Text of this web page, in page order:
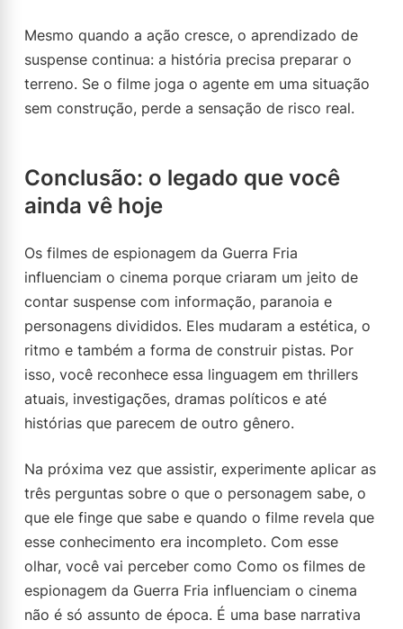
Mesmo quando a ação cresce, o aprendizado de
suspense continua: a história precisa preparar o
terreno. Se o filme joga o agente em uma situação
sem construção, perde a sensação de risco real.
Conclusão: o legado que você
ainda vê hoje
Os filmes de espionagem da Guerra Fria
influenciam o cinema porque criaram um jeito de
contar suspense com informação, paranoia e
personagens divididos. Eles mudaram a estética, o
ritmo e também a forma de construir pistas. Por
isso, você reconhece essa linguagem em thrillers
atuais, investigações, dramas políticos e até
histórias que parecem de outro gênero.
Na próxima vez que assistir, experimente aplicar as
três perguntas sobre o que o personagem sabe, o
que ele finge que sabe e quando o filme revela que
esse conhecimento era incompleto. Com esse
olhar, você vai perceber como Como os filmes de
espionagem da Guerra Fria influenciam o cinema
não é só assunto de época. É uma base narrativa